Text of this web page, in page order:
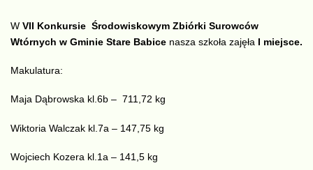
W VII Konkursie Środowiskowym Zbiórki Surowców
Wtórnych w Gminie Stare Babice nasza szkoła zajęła I miejsce.
Makulatura:
Maja Dąbrowska kl.6b – 711,72 kg
Wiktoria Walczak kl.7a – 147,75 kg
Wojciech Kozera kl.1a – 141,5 kg